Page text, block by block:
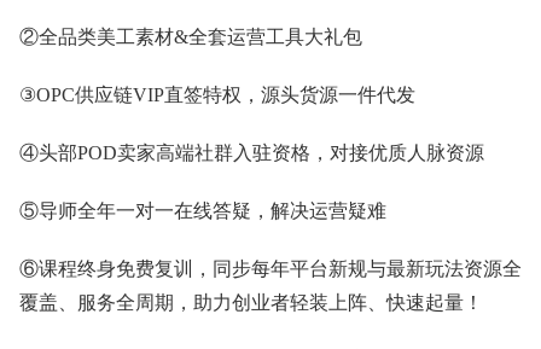
②全品类美工素材&全套运营工具大礼包
③OPC供应链VIP直签特权，源头货源一件代发
④头部POD卖家高端社群入驻资格，对接优质人脉资源
⑤导师全年一对一在线答疑，解决运营疑难
⑥课程终身免费复训，同步每年平台新规与最新玩法资源全
覆盖、服务全周期，助力创业者轻装上阵、快速起量！